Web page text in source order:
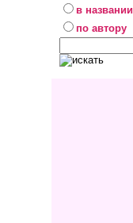
в названии
по автору